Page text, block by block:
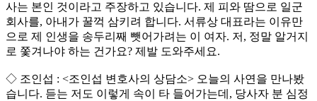
사는 본인 것이라고 주장하고 있습니다. 제 피와 땀으로 일군
회사를, 아내가 꿀꺽 삼키려 합니다. 서류상 대표라는 이유만
으로 제 인생을 송두리째 뺏어가려는 이 여자. 저, 정말 알거지
로 쫓겨나야 하는 건가요? 제발 도와주세요.
◇ 조인섭 : <조인섭 변호사의 상담소> 오늘의 사연을 만나봤
습니다. 듣는 저도 이렇게 속이 타 들어가는데, 당사자 분 심정